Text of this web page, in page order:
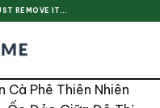
REMOVE IT...
Cà Phê Thiên Nhiên